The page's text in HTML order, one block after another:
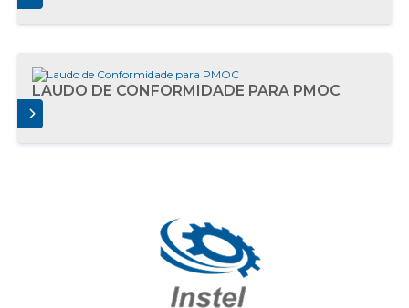
LAUDO DE CONFORMIDADE PARA PMOC